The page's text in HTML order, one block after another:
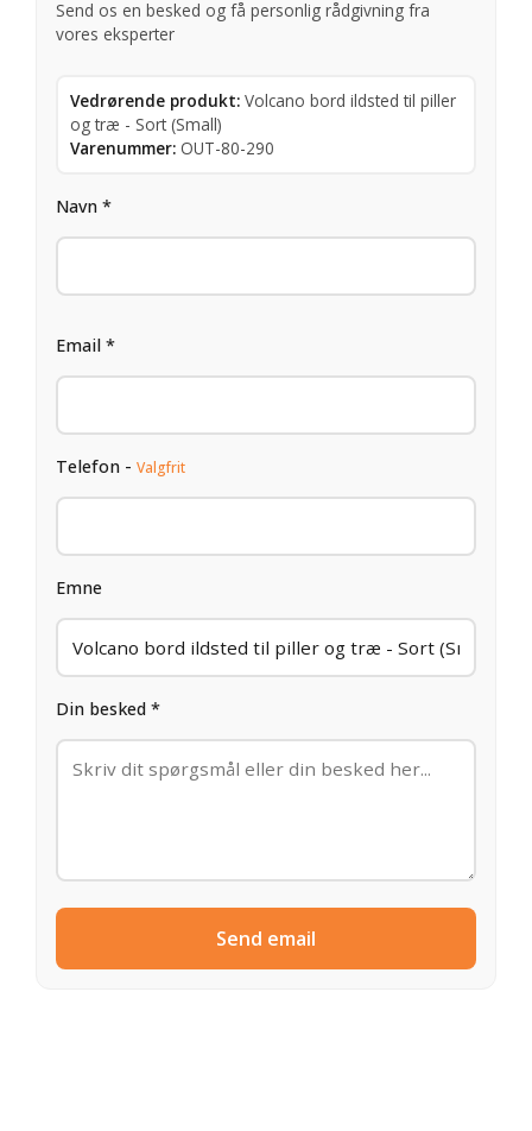
Send os en besked og få personlig rådgivning fra
vores eksperter
Vedrørende produkt: Volcano bord ildsted til piller
og træ - Sort (Small)
Varenummer: OUT-80-290
Navn *
Email *
Telefon - Valgfrit
Emne
Din besked *
Send email